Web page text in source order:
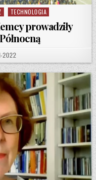
TECHNOLOGIA
prowadziły
DATE:
2022